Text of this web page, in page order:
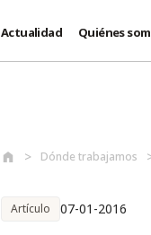
Actualidad Quiénes
Dónde trabajamos
Artículo 07-01-2016